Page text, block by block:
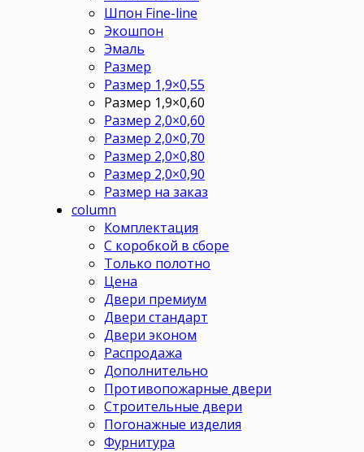
Шпон Fine-line
Экошпон
Эмаль
Размер
Размер 1,9×0,55
Размер 1,9×0,60
Размер 2,0×0,60
Размер 2,0×0,70
Размер 2,0×0,80
Размер 2,0×0,90
Размер на заказ
column
Комплектация
С коробкой в сборе
Только полотно
Цена
Двери премиум
Двери стандарт
Двери эконом
Распродажа
Дополнительно
Противопожарные двери
Строительные двери
Погонажные изделия
Фурнитура